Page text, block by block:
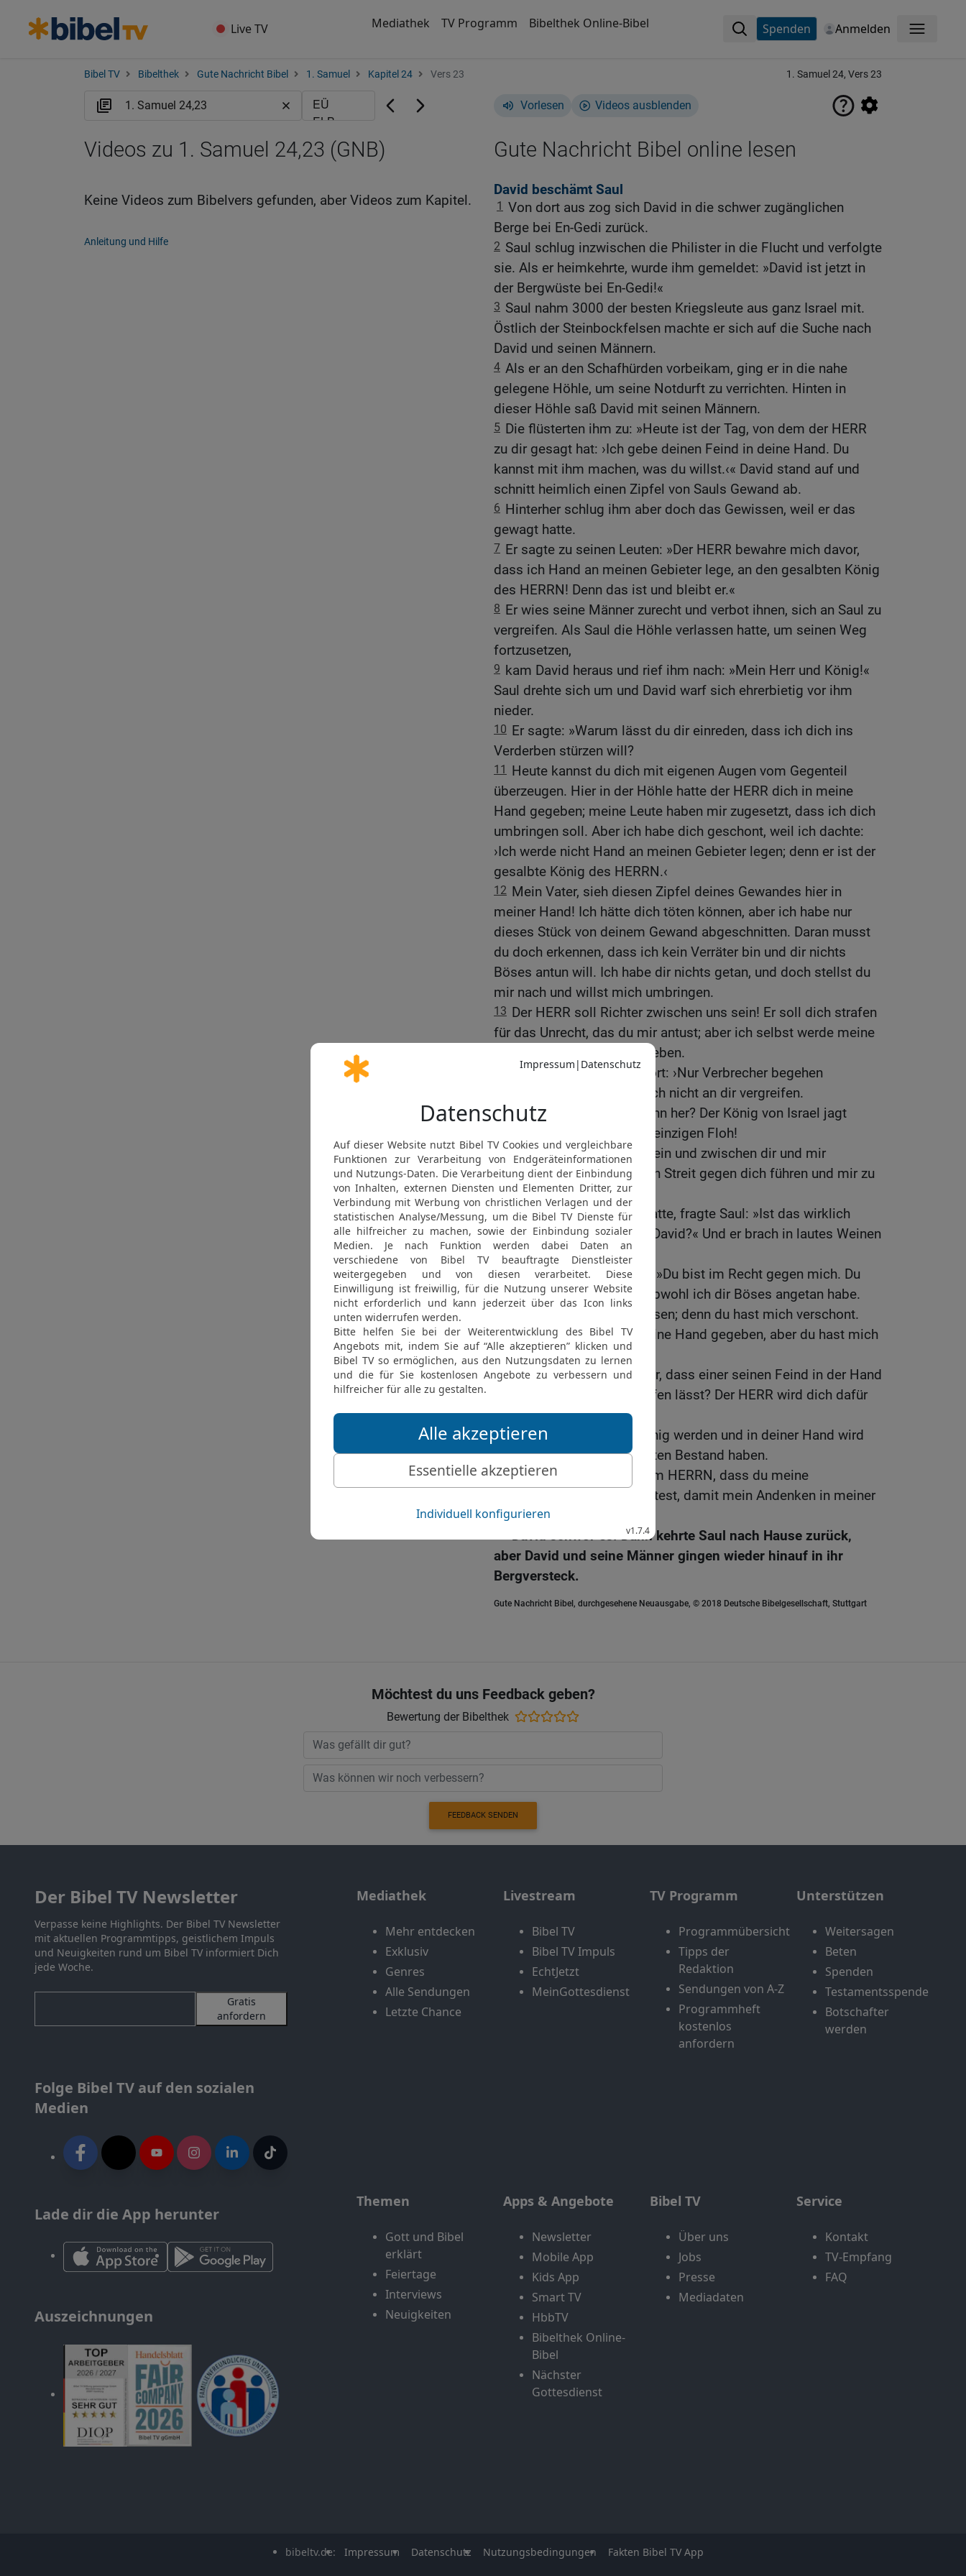
Live TV Mediathek TV Programm Bibelthek Online-Bibel Spenden Anmelden Menü
Bibel TV Bibelthek Gute Nachricht Bibel 1. Samuel Kapitel 24 Vers 23 1. Samuel 24, Vers 23
Vorlesen Videos ausblenden
Gute Nachricht Bibel online lesen
David beschämt Saul
1 Von dort aus zog sich David in die schwer zugänglichen
Berge bei En-Gedi zurück.
2 Saul schlug inzwischen die Philister in die Flucht und verfolgte
sie. Als er heimkehrte, wurde ihm gemeldet: »David ist jetzt in
der Bergwüste bei En-Gedi!«
3 Saul nahm 3000 der besten Kriegsleute aus ganz Israel mit.
Östlich der Steinbockfelsen machte er sich auf die Suche nach
David und seinen Männern.
4 Als er an den Schafhürden vorbeikam, ging er in die nahe
gelegene Höhle, um seine Notdurft zu verrichten. Hinten in
dieser Höhle saß David mit seinen Männern.
5 Die flüsterten ihm zu: »Heute ist der Tag, von dem der HERR
zu dir gesagt hat: ›Ich gebe deinen Feind in deine Hand. Du
kannst mit ihm machen, was du willst.‹« David stand auf und
schnitt heimlich einen Zipfel von Sauls Gewand ab.
6 Hinterher schlug ihm aber doch das Gewissen, weil er das
gewagt hatte.
7 Er sagte zu seinen Leuten: »Der HERR bewahre mich davor,
dass ich Hand an meinen Gebieter lege, an den gesalbten König
des HERRN! Denn das ist und bleibt er.«
8 Er wies seine Männer zurecht und verbot ihnen, sich an Saul zu
vergreifen. Als Saul die Höhle verlassen hatte, um seinen Weg
fortzusetzen,
9 kam David heraus und rief ihm nach: »Mein Herr und König!«
Saul drehte sich um und David warf sich ehrerbietig vor ihm
nieder.
10 Er sagte: »Warum lässt du dir einreden, dass ich dich ins
Verderben stürzen will?
11
Heute kannst du dich mit eigenen Augen vom Gegenteil
überzeugen. Hier in der Höhle hatte der HERR dich in meine
Hand gegeben; meine Leute haben mir zugesetzt, dass ich dich
umbringen soll. Aber ich habe dich geschont, weil ich dachte:
›Ich werde nicht Hand an meinen Gebieter legen; denn er ist der
gesalbte König des HERRN.‹
12 Mein Vater, sieh diesen Zipfel deines Gewandes hier in
meiner Hand! Ich hätte dich töten können, aber ich habe nur
dieses Stück von deinem Gewand abgeschnitten. Daran musst
du doch erkennen, dass ich kein Verräter bin und dir nichts
Böses antun will. Ich habe dir nichts getan, und doch stellst du
mir nach und willst mich umbringen.
13 Der HERR soll Richter zwischen uns sein! Er soll dich strafen
für das Unrecht, das du mir antust; aber ich selbst werde meine
Hand nicht gegen dich erheben.
Du kennst das Sprichwort: ›Nur Verbrecher begehen
Verbrechen.‹ Ich werde mich nicht an dir vergreifen.
15 Hinter wem jagst du denn her? Der König von Israel jagt
einen toten Hund, ja einen einzigen Floh!
16 Der HERR soll Richter sein und zwischen dir und mir
entscheiden. Er soll meinen Streit gegen dich führen und mir zu
meinem Recht verhelfen.«
17 Als David ausgeredet hatte, fragte Saul: »Ist das wirklich
deine Stimme, mein Sohn David?« Und er brach in lautes Weinen
aus.
18 Dann sagte er zu David: »Du bist im Recht gegen mich. Du
bist gut zu mir gewesen, obwohl ich dir Böses angetan habe.
Heute hast du es bewiesen; denn du hast mich verschont.
Der HERR hatte mich in deine Hand gegeben, aber du hast mich
nicht getötet.
20 Wo kommt so etwas vor, dass einer seinen Feind in der Hand
hat und ihn unbehelligt laufen lässt? Der HERR wird dich dafür
belohnen.
21 Ich weiß ja, du wirst König werden und in deiner Hand wird
das Königtum in Israel festen Bestand haben.
22 Darum schwöre mir beim HERRN, dass du meine
Nachkommen nicht ausrottest, damit mein Andenken in meiner
Sippe erhalten bleibt!«
David schwor es. Dann kehrte Saul nach Hause zurück,
aber David und seine Männer gingen wieder hinauf in ihr
Bergversteck.
Gute Nachricht Bibel, durchgesehene Neuausgabe, © 2018 Deutsche Bibelgesellschaft, Stuttgart
Videos zu 1. Samuel 24,23 (GNB)
Keine Videos zum Bibelvers gefunden, aber Videos zum Kapitel.
Anleitung und Hilfe
Möchtest du uns Feedback geben?
Bewertung der Bibelthek
FEEDBACK SENDEN
Der Bibel TV Newsletter
Verpasse keine Highlights. Der Bibel TV Newsletter
mit aktuellen Programmtipps, geistlichem Impuls
und Neuigkeiten rund um Bibel TV informiert Dich
jede Woche.
Gratis
anfordern
Folge Bibel TV auf den sozialen
Medien
Lade dir die App herunter
Auszeichnungen
Mediathek
Mehr entdecken
Exklusiv
Genres
Alle Sendungen
Letzte Chance
Livestream
Bibel TV
Bibel TV Impuls
EchtJetzt
MeinGottesdienst
TV Programm
Programmübersicht
Tipps der
Redaktion
Sendungen von A-Z
Programmheft
kostenlos
anfordern
Unterstützen
Weitersagen
Beten
Spenden
Testamentsspende
Botschafter
werden
Themen
Gott und Bibel
erklärt
Feiertage
Interviews
Neuigkeiten
Apps & Angebote
Newsletter
Mobile App
Kids App
Smart TV
HbbTV
Bibelthek Online-
Bibel
Nächster
Gottesdienst
Bibel TV
Über uns
Jobs
Presse
Mediadaten
Service
Kontakt
TV-Empfang
FAQ
bibeltv.de: Impressum Datenschutz Nutzungsbedingungen Fakten Bibel TV App